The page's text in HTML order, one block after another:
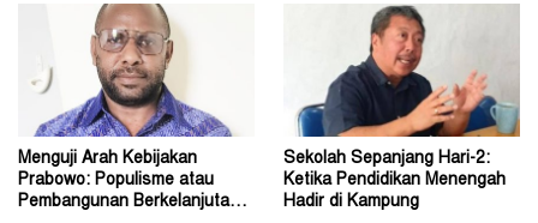
Menguji Arah Kebijakan
Prabowo: Populisme atau
Pembangunan Berkelanjutan?
Sekolah Sepanjang Hari-2:
Ketika Pendidikan Menengah
Hadir di Kampung